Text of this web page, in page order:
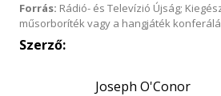
Forrás: Rádió- és Televízió Újság;
műsorboríték vagy a hangjáték
Szerző:
Joseph O'Conor